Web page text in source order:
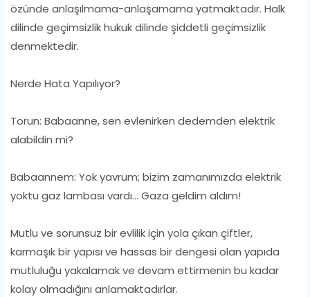
özünde anlaşılmama-anlaşamama yatmaktadır. Halk
dilinde geçimsizlik hukuk dilinde şiddetli geçimsizlik
denmektedir.
Nerde Hata Yapılıyor?
Torun: Babaanne, sen evlenirken dedemden elektrik
alabildin mi?
Babaannem: Yok yavrum; bizim zamanımızda elektrik
yoktu gaz lambası vardı… Gaza geldim aldım!
Mutlu ve sorunsuz bir evlilik için yola çıkan çiftler,
karmaşık bir yapısı ve hassas bir dengesi olan yapıda
mutluluğu yakalamak ve devam ettirmenin bu kadar
kolay olmadığını anlamaktadırlar.